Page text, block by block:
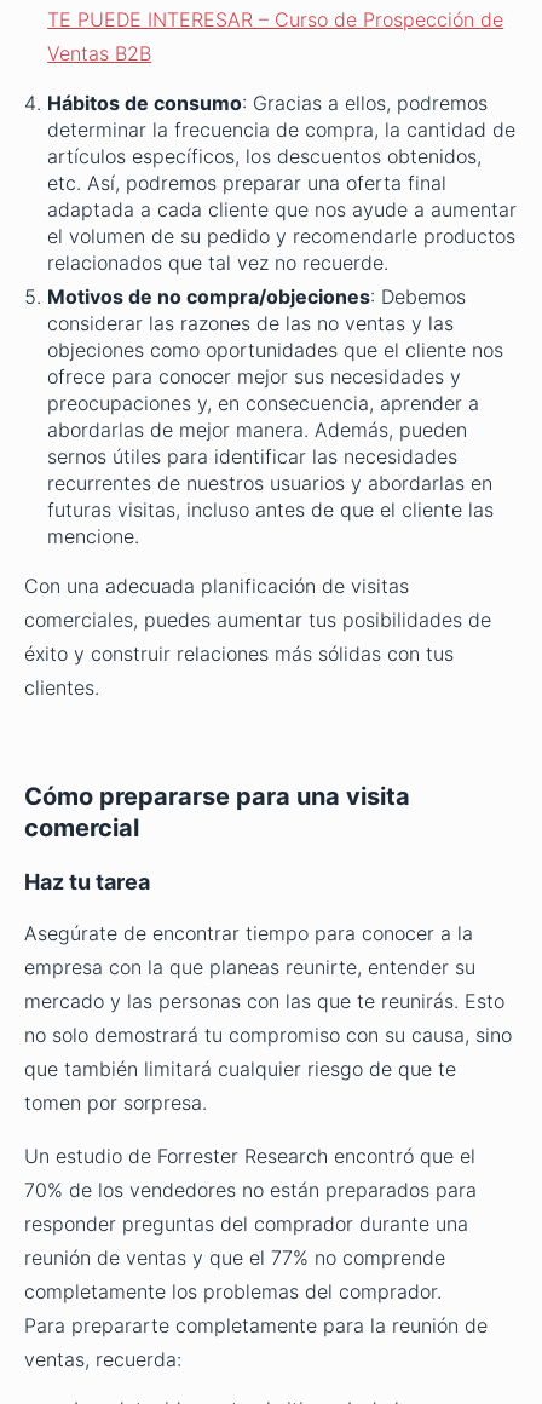
TE PUEDE INTERESAR – Curso de Prospección de
Ventas B2B
Hábitos de consumo: Gracias a ellos, podremos
determinar la frecuencia de compra, la cantidad de
artículos específicos, los descuentos obtenidos,
etc. Así, podremos preparar una oferta final
adaptada a cada cliente que nos ayude a aumentar
el volumen de su pedido y recomendarle productos
relacionados que tal vez no recuerde.
Motivos de no compra/objeciones: Debemos
considerar las razones de las no ventas y las
objeciones como oportunidades que el cliente nos
ofrece para conocer mejor sus necesidades y
preocupaciones y, en consecuencia, aprender a
abordarlas de mejor manera. Además, pueden
sernos útiles para identificar las necesidades
recurrentes de nuestros usuarios y abordarlas en
futuras visitas, incluso antes de que el cliente las
mencione.
Con una adecuada planificación de visitas
comerciales, puedes aumentar tus posibilidades de
éxito y construir relaciones más sólidas con tus
clientes.
Cómo prepararse para una visita
comercial
Haz tu tarea
Asegúrate de encontrar tiempo para conocer a la
empresa con la que planeas reunirte, entender su
mercado y las personas con las que te reunirás. Esto
no solo demostrará tu compromiso con su causa, sino
que también limitará cualquier riesgo de que te
tomen por sorpresa.
Un estudio de Forrester Research encontró que el
70% de los vendedores no están preparados para
responder preguntas del comprador durante una
reunión de ventas y que el 77% no comprende
completamente los problemas del comprador.
Para prepararte completamente para la reunión de
ventas, recuerda: